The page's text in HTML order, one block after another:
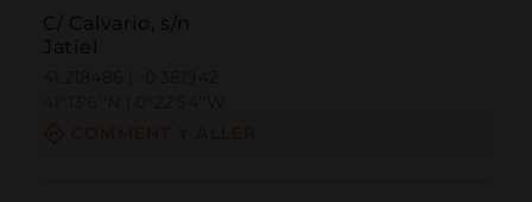
C/ Calvario, s/n
Jatiel